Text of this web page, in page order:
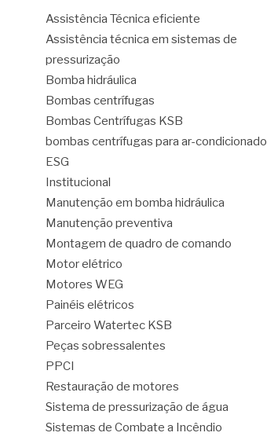
Assistência Técnica eficiente
Assistência técnica em sistemas de
pressurização
Bomba hidráulica
Bombas centrífugas
Bombas Centrífugas KSB
bombas centrífugas para ar-condicionado
ESG
Institucional
Manutenção em bomba hidráulica
Manutenção preventiva
Montagem de quadro de comando
Motor elétrico
Motores WEG
Painéis elétricos
Parceiro Watertec KSB
Peças sobressalentes
PPCI
Restauração de motores
Sistema de pressurização de água
Sistemas de Combate a Incêndio